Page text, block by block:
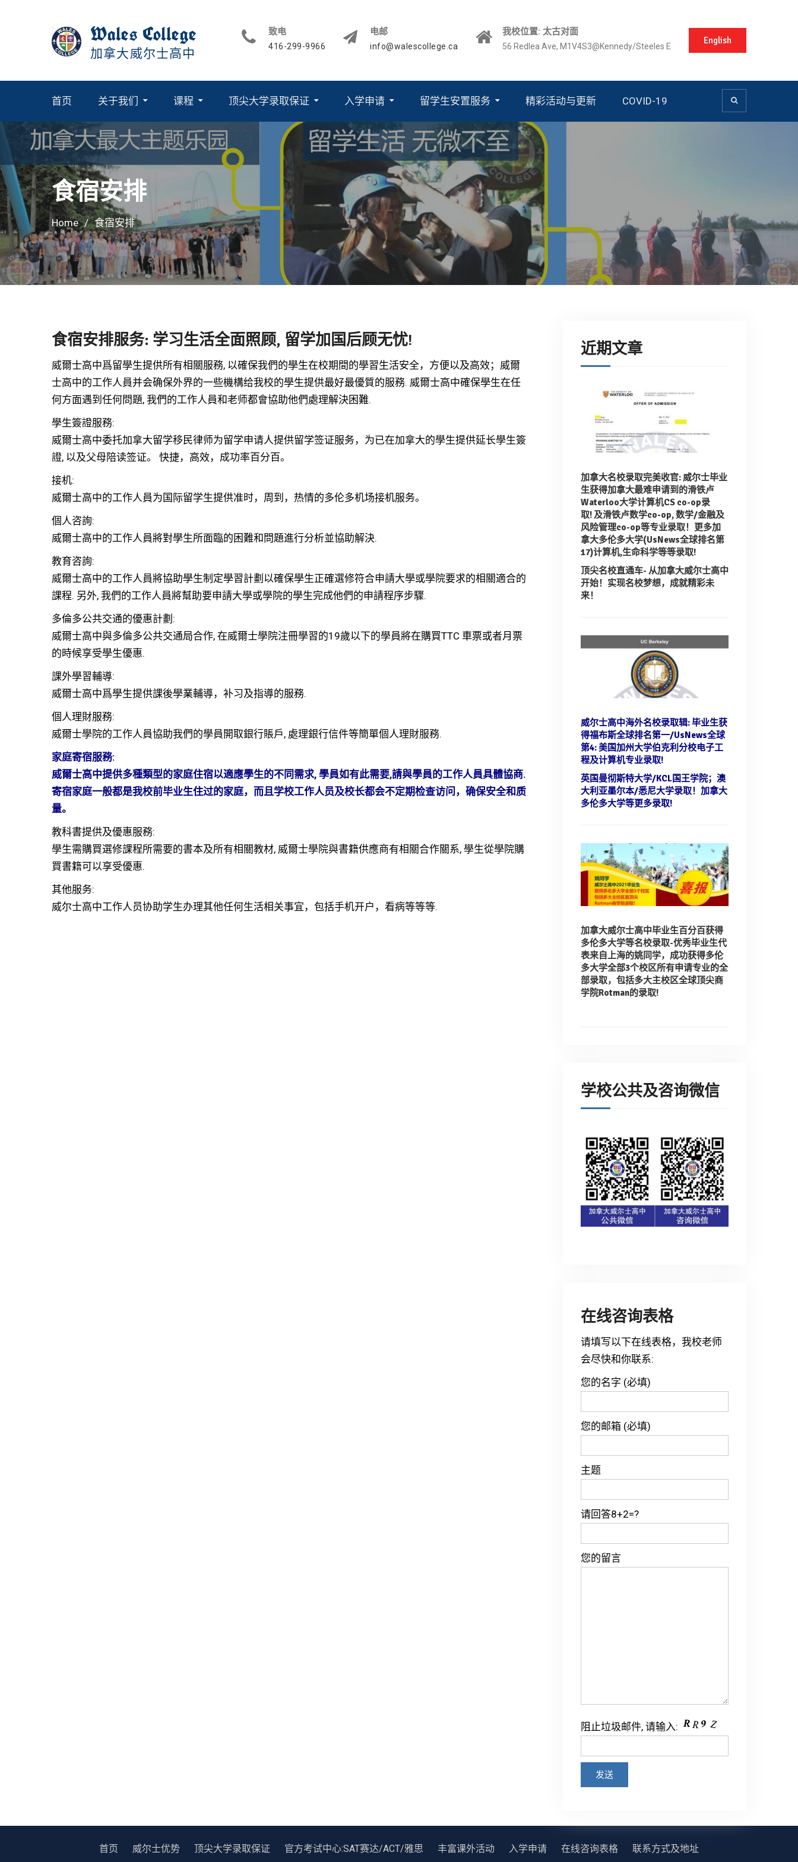
Wales College
加拿大威尔士高中
致电
416-299-9966
电邮
info@walescollege.ca
我校位置: 太古对面
56 Redlea Ave, M1V4S3@Kennedy/Steeles E
English
首页 关于我们 课程 顶尖大学录取保证 入学申请 留学生安置服务 精彩活动与更新 COVID-19
食宿安排
Home 食宿安排
食宿安排服务: 学习生活全面照顾, 留学加国后顾无忧!
威爾士高中爲留學生提供所有相關服務, 以確保我們的學生在校期間的學習生活安全，方便以及高效；威爾
士高中的工作人員并会确保外界的一些機構给我校的學生提供最好最優質的服務. 威爾士高中確保學生在任
何方面遇到任何問題, 我們的工作人員和老师都會協助他們處理解決困難.
學生簽證服務:
威爾士高中委托加拿大留学移民律师为留学申请人提供留学签证服务，为已在加拿大的學生提供延长學生簽
證, 以及父母陪读签证。 快捷，高效，成功率百分百。
接机:
威爾士高中的工作人員为国际留学生提供准时，周到，热情的多伦多机场接机服务。
個人咨詢:
威爾士高中的工作人員將對學生所面臨的困難和問題進行分析並協助解決.
教育咨詢:
威爾士高中的工作人員將協助學生制定學習計劃以確保學生正確選修符合申請大學或學院要求的相關適合的
課程. 另外, 我們的工作人員將幫助要申請大學或學院的學生完成他們的申請程序步驟.
多倫多公共交通的優惠計劃:
威爾士高中與多倫多公共交通局合作, 在威爾士學院注冊學習的19歲以下的學員將在購買TTC 車票或者月票
的時候享受學生優惠.
課外學習輔導:
威爾士高中爲學生提供課後學業輔導，补习及指導的服務.
個人理財服務:
威爾士學院的工作人員協助我們的學員開取銀行賬戶, 處理銀行信件等簡單個人理財服務.
家庭寄宿服務:
威爾士高中提供多種類型的家庭住宿以適應學生的不同需求, 學員如有此需要,請與學員的工作人員具體協商.
寄宿家庭一般都是我校前毕业生住过的家庭，而且学校工作人员及校长都会不定期检查访问，确保安全和质
量。
教科書提供及優惠服務:
學生需購買選修課程所需要的書本及所有相關教材, 威爾士學院與書籍供應商有相關合作關系, 學生從學院購
買書籍可以享受優惠.
其他服务:
威尔士高中工作人员协助学生办理其他任何生活相关事宜，包括手机开户，看病等等等.
近期文章
加拿大名校录取完美收官: 威尔士毕业
生获得加拿大最难申请到的滑铁卢
Waterloo大学计算机CS co-op录
取! 及滑铁卢数学co-op, 数学/金融及
风险管理co-op等专业录取！ 更多加
拿大多伦多大学(UsNews全球排名第
17)计算机,生命科学等等录取!
顶尖名校直通车- 从加拿大威尔士高中
开始！实现名校梦想，成就精彩未
来！
威尔士高中海外名校录取辑: 毕业生获
得福布斯全球排名第一/UsNews全球
第4:美国加州大学伯克利分校电子工
程及计算机专业录取!
英国曼彻斯特大学/KCL国王学院；澳
大利亚墨尔本/悉尼大学录取！ 加拿大
多伦多大学等更多录取!
加拿大威尔士高中毕业生百分百获得
多伦多大学等名校录取-优秀毕业生代
表来自上海的姚同学， 成功获得多伦
多大学全部3个校区所有申请专业的全
部录取， 包括多大主校区全球顶尖商
学院Rotman的录取!
学校公共及咨询微信
在线咨询表格
请填写以下在线表格，我校老师
会尽快和你联系:
您的名字 (必填)
您的邮箱 (必填)
主题
请回答8+2=?
您的留言
阻止垃圾邮件, 请输入:
首页 威尔士优势 顶尖大学录取保证 官方考试中心:SAT赛达/ACT/雅思 丰富课外活动 入学申请 在线咨询表格 联系方式及地址